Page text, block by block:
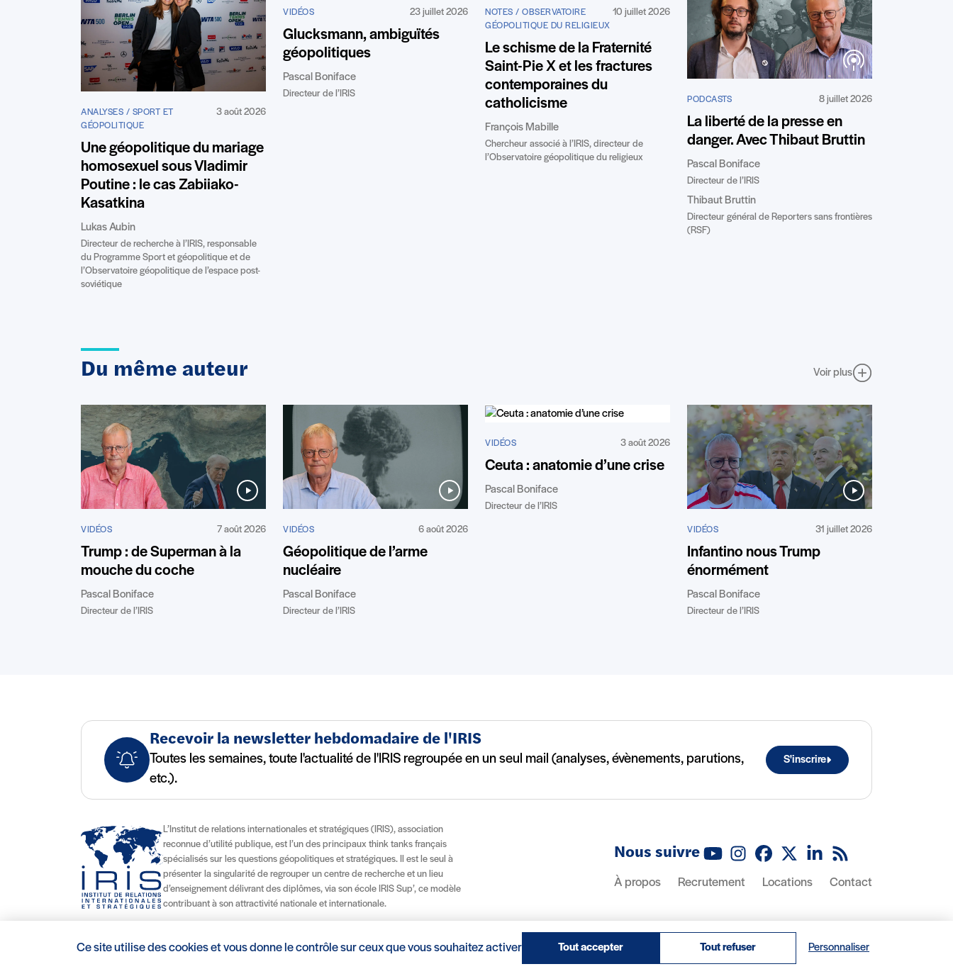
ANALYSES / SPORT ET
GÉOPOLITIQUE
3 août 2026
Une géopolitique du mariage
homosexuel sous Vladimir
Poutine : le cas Zabiiako-
Kasatkina
Lukas Aubin
Directeur de recherche à l’IRIS, responsable
du Programme Sport et géopolitique et de
l’Observatoire géopolitique de l’espace post-
soviétique
VIDÉOS 23 juillet 2026
Glucksmann, ambiguïtés
géopolitiques
Pascal Boniface
Directeur de l’IRIS
NOTES / OBSERVATOIRE
GÉOPOLITIQUE DU RELIGIEUX
10 juillet 2026
Le schisme de la Fraternité
Saint-Pie X et les fractures
contemporaines du
catholicisme
François Mabille
Chercheur associé à l’IRIS, directeur de
l’Observatoire géopolitique du religieux
PODCASTS 8 juillet 2026
La liberté de la presse en
danger. Avec Thibaut Bruttin
Pascal Boniface
Directeur de l’IRIS
Thibaut Bruttin
Directeur général de Reporters sans frontières
(RSF)
Du même auteur Voir plus
VIDÉOS 7 août 2026
Trump : de Superman à la
mouche du coche
Pascal Boniface
Directeur de l’IRIS
VIDÉOS 6 août 2026
Géopolitique de l’arme
nucléaire
Pascal Boniface
Directeur de l’IRIS
VIDÉOS 3 août 2026
Ceuta : anatomie d’une crise
Pascal Boniface
Directeur de l’IRIS
VIDÉOS 31 juillet 2026
Infantino nous Trump
énormément
Pascal Boniface
Directeur de l’IRIS
Recevoir la newsletter hebdomadaire de l'IRIS
Toutes les semaines, toute l'actualité de l'IRIS regroupée en un seul mail (analyses, évènements, parutions,
etc.).
S'inscrire
L’Institut de relations internationales et stratégiques (IRIS), association
reconnue d’utilité publique, est l’un des principaux think tanks français
spécialisés sur les questions géopolitiques et stratégiques. Il est le seul à
présenter la singularité de regrouper un centre de recherche et un lieu
d’enseignement délivrant des diplômes, via son école IRIS Sup’, ce modèle
contribuant à son attractivité nationale et internationale.
Nous suivre YoutubeInstagramFacebookX (Twitter)
LinkedinFlux RSS
À propos Recrutement Locations Contact
Réalisation : Clair et Net. (nouvelle fenêtre) © 2026 IRIS
Ce site utilise des cookies et vous donne le contrôle sur ceux que vous souhaitez activer Tout accepter Tout refuser Personnaliser